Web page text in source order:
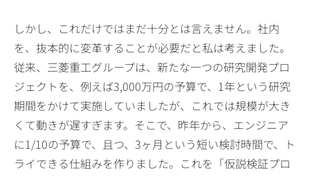
しかし、これだけではまだ十分とは言えません。社内
を、抜本的に変革することが必要だと私は考えました。
従来、三菱重工グループは、新たな一つの研究開発プロ
ジェクトを、例えば3,000万円の予算で、1年という研究
期間をかけて実施していましたが、これでは規模が大き
くて動きが遅すぎます。そこで、昨年から、エンジニア
に1/10の予算で、且つ、3ヶ月という短い検討時間で、ト
ライできる仕組みを作りました。これを「仮説検証プロ